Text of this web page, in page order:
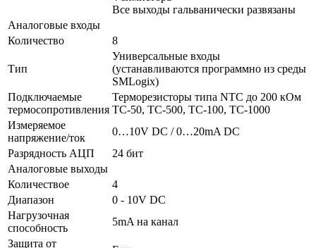
Все выходы гальванически развязаны
Аналоговые входы
Количество
8
Тип
Универсальные входы
(устанавливаются программно из среды
SMLogix)
Подключаемые
термосопротивления
Терморезисторы типа NTC до 200 кОм
ТС-50, TC-500, ТС-100, ТС-1000
Измеряемое
напряжение/ток
0…10V DC / 0…20mA DC
Разрядность АЦП
24 бит
Аналоговые выходы
Количествое
4
Диапазон
0 - 10V DC
Нагрузочная
способность
5mA на канал
Защита от